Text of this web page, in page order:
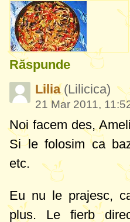
Răspunde
Lilia (Lilicica)
21 Mar 2011,
Noi facem des,
Si le folosim ca
etc.
Eu nu le prajesc,
plus. Le fierb